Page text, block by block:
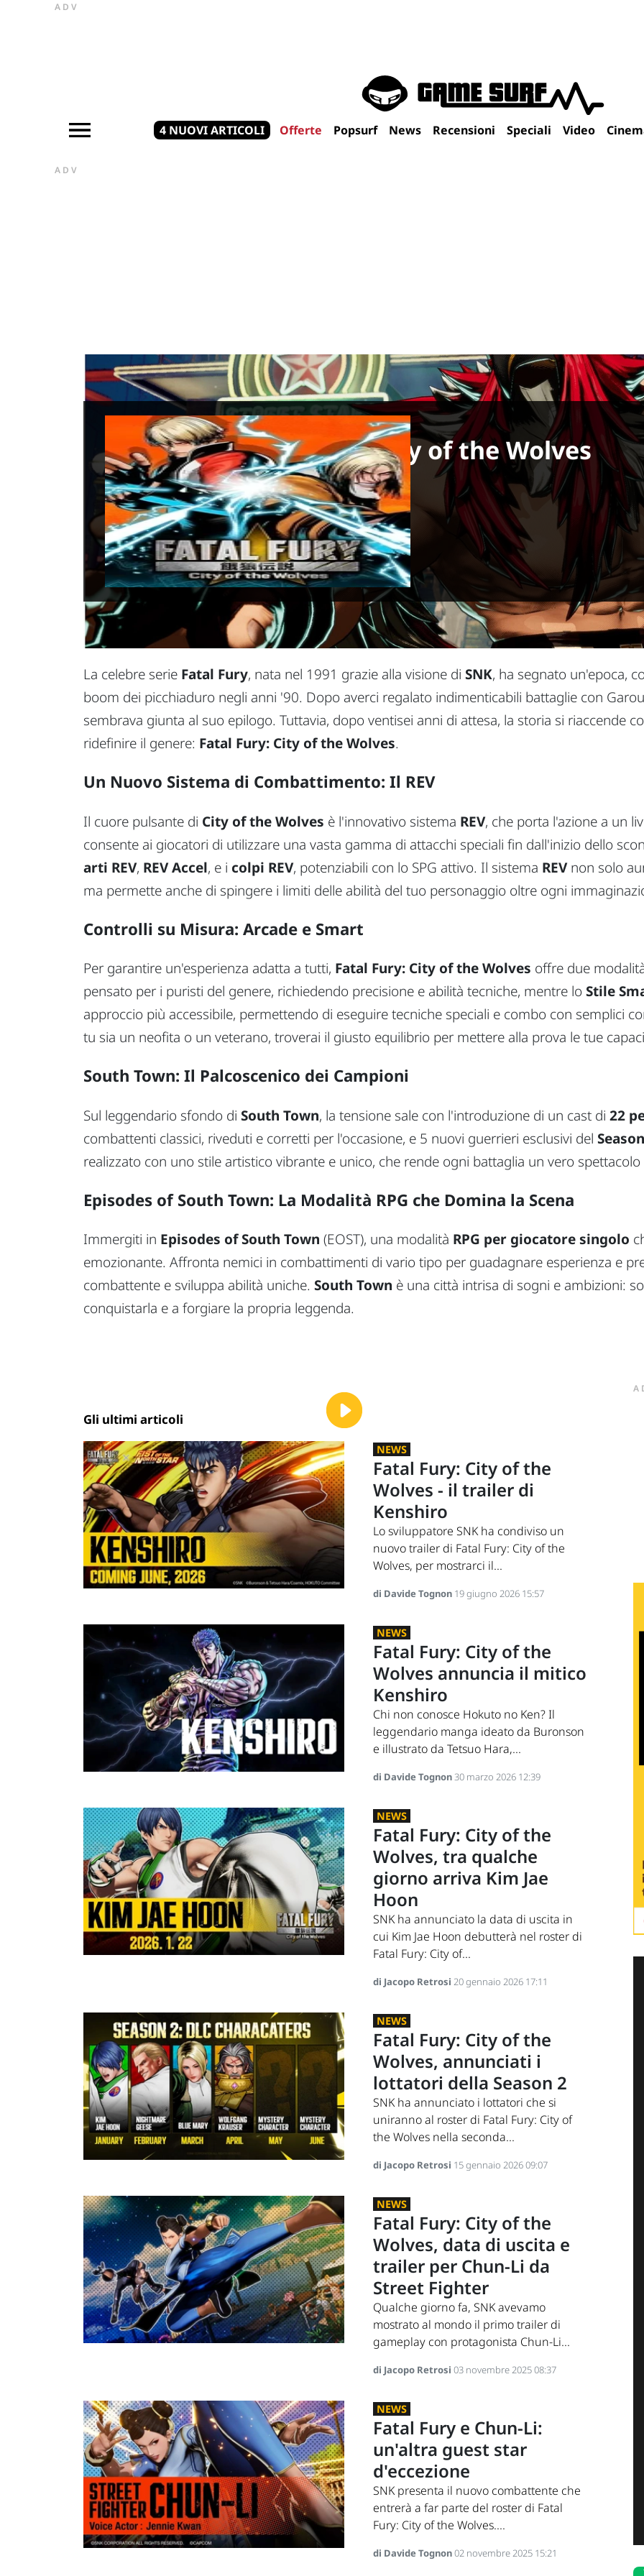
ADV
4 NUOVI ARTICOLI Offerte Popsurf News Recensioni Speciali Video
ADV
Fatal Fury: City of the Wolves
Data di uscita:21 aprile 2025
Piattaforme:PC, PS5, Xbox Series X
Sviluppatori:SNK
Produttori:SNK
Genere:Picchiaduro
La celebre serie Fatal Fury, nata nel 1991 grazie alla visione di SNK, ha segnato un'epoca,
boom dei picchiaduro negli anni '90. Dopo averci regalato indimenticabili battaglie con
sembrava giunta al suo epilogo. Tuttavia, dopo ventisei anni di attesa, la storia si riaccende
ridefinire il genere: Fatal Fury: City of the Wolves.
Un Nuovo Sistema di Combattimento: Il REV
Il cuore pulsante di City of the Wolves è l'innovativo sistema REV, che porta l'azione a un
consente ai giocatori di utilizzare una vasta gamma di attacchi speciali fin dall'inizio dello
arti REV, REV Accel, e i colpi REV, potenziabili con lo SPG attivo. Il sistema REVnon solo
ma permette anche di spingere i limiti delle abilità del tuo personaggio oltre ogni
Controlli su Misura: Arcade e Smart
Per garantire un'esperienza adatta a tutti, Fatal Fury: City of the Wolves offre due
pensato per i puristi del genere, richiedendo precisione e abilità tecniche, mentre lo Stile
approccio più accessibile, permettendo di eseguire tecniche speciali e combo con semplici
tu sia un neofita o un veterano, troverai il giusto equilibrio per mettere alla prova le tue
South Town: Il Palcoscenico dei Campioni
Sul leggendario sfondo di South Town, la tensione sale con l'introduzione di un cast di 22
combattenti classici, riveduti e corretti per l'occasione, e 5 nuovi guerrieri esclusivi del
realizzato con uno stile artistico vibrante e unico, che rende ogni battaglia un vero spettacolo
Episodes of South Town: La Modalità RPG che Domina la Scena
Immergiti in Episodes of South Town (EOST), una modalità RPG per giocatore singolo
emozionante. Affronta nemici in combattimenti di vario tipo per guadagnare esperienza e
combattente e sviluppa abilità uniche. South Town è una città intrisa di sogni e ambizioni:
conquistarla e a forgiare la propria leggenda.
Gli ultimi articoli
NEWS
Fatal Fury: City of the
Wolves - il trailer di
Kenshiro
Lo sviluppatore SNK ha condiviso un
nuovo trailer di Fatal Fury: City of the
Wolves, per mostrarci il...
di Davide Tognon 19 giugno 2026 15:57
NEWS
Fatal Fury: City of the
Wolves annuncia il mitico
Kenshiro
Chi non conosce Hokuto no Ken? Il
leggendario manga ideato da Buronson
e illustrato da Tetsuo Hara,...
di Davide Tognon30 marzo 2026 12:39
NEWS
Fatal Fury: City of the
Wolves, tra qualche
giorno arriva Kim Jae
Hoon
SNK ha annunciato la data di uscita in
cui Kim Jae Hoon debutterà nel roster di
Fatal Fury: City of...
di Jacopo Retrosi 20 gennaio 2026 17:11
NEWS
Fatal Fury: City of the
Wolves, annunciati i
lottatori della Season 2
SNK ha annunciato i lottatori che si
uniranno al roster di Fatal Fury: City of
the Wolves nella seconda...
di Jacopo Retrosi 15 gennaio 2026 09:07
NEWS
Fatal Fury: City of the
Wolves, data di uscita e
trailer per Chun-Li da
Street Fighter
Qualche giorno fa, SNK avevamo
mostrato al mondo il primo trailer di
gameplay con protagonista Chun-Li...
di Jacopo Retrosi 03 novembre 2025 08:37
NEWS
Fatal Fury e Chun-Li:
un'altra guest star
d'eccezione
SNK presenta il nuovo combattente che
entrerà a far parte del roster di Fatal
Fury: City of the Wolves....
di Davide Tognon02 novembre 2025 15:21